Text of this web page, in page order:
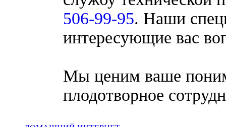
506-99-95. Наши
интересующие вас
Мы ценим ваше
плодотворное